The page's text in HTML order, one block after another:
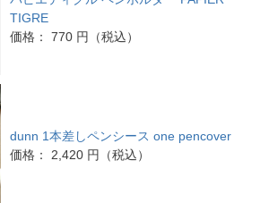
TIGRE
価格： 770 円（税込）
dunn 1本差しペンシース one pencover
価格： 2,420 円（税込）